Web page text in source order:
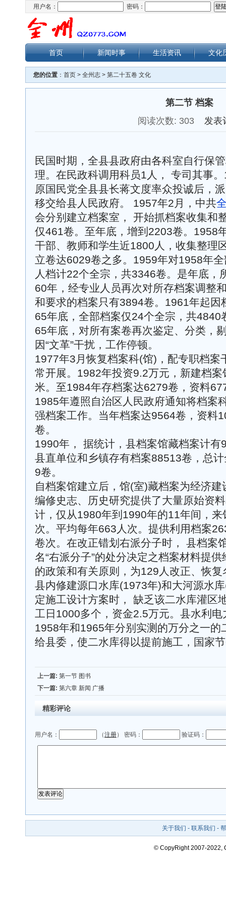
用户名： 密码：
首页 新闻时事 生活资讯 文化
您的位置 ： 首页 > 全州志 > 第二十五卷 文化
第二节 档案
阅读次数: 303 发表
民国时期，全县县政府由各科室自行保
理。在民政科调用科员1人， 专司其事
原国民党全县县长蒋文度率众投诚后，
移交给县人民政府。 1957年2月，中共
会分别建立档案室， 开始抓档案收集和
仅461卷。至年底，增到2203卷。1958
干部、教师和学生近1800人，收集整理
立卷达6029卷之多。1959年对1958年
人档计22个全宗，共3346卷。是年底，
60年，经专业人员再次对所存档案调整
和要求的档案只有3894卷。1961年起因
65年底，全部档案仅24个全宗，共
65年底，对所有案卷再次鉴定、分类，
因“文革”干扰，工作停顿。
1977年3月恢复档案科(馆)，配专职档案
常开展。1982年投资9.2万元，新建档
米。至1984年存档案达6279卷，资料
1985年遵照自治区人民政府通知将档案
强档案工作。当年档案达9564卷，资料
卷。
1990年， 据统计，县档案馆藏档案计
县直单位和乡镇存有档案88513卷，总
9卷。
自档案馆建立后，馆(室)藏档案为经济
编修史志、历史研究提供了大量原始资
计，仅从1980年到1990年的11年间，
次。平均每年663人次。提供利用档案
卷次。在改正错划右派分子时， 县档案
名“右派分子”的处分决定之档案材料提
的政策和有关原则，为129人改正、恢
县内修建源口水库(1973年)和大河源水
定施工设计方案时， 缺乏该二水库灌区
工日1000多个，资金2.5万元。县水利
1958年和1965年分别实测的万分之一的
给县委，使二水库得以提前施工，国家
上一篇: 第一节 图书
下一篇: 第六章 新闻 广播
精彩评论
用户名： （注册） 密码： 验证码：
关于我们 - 联系我们 -
© CopyRight 2007-2022,